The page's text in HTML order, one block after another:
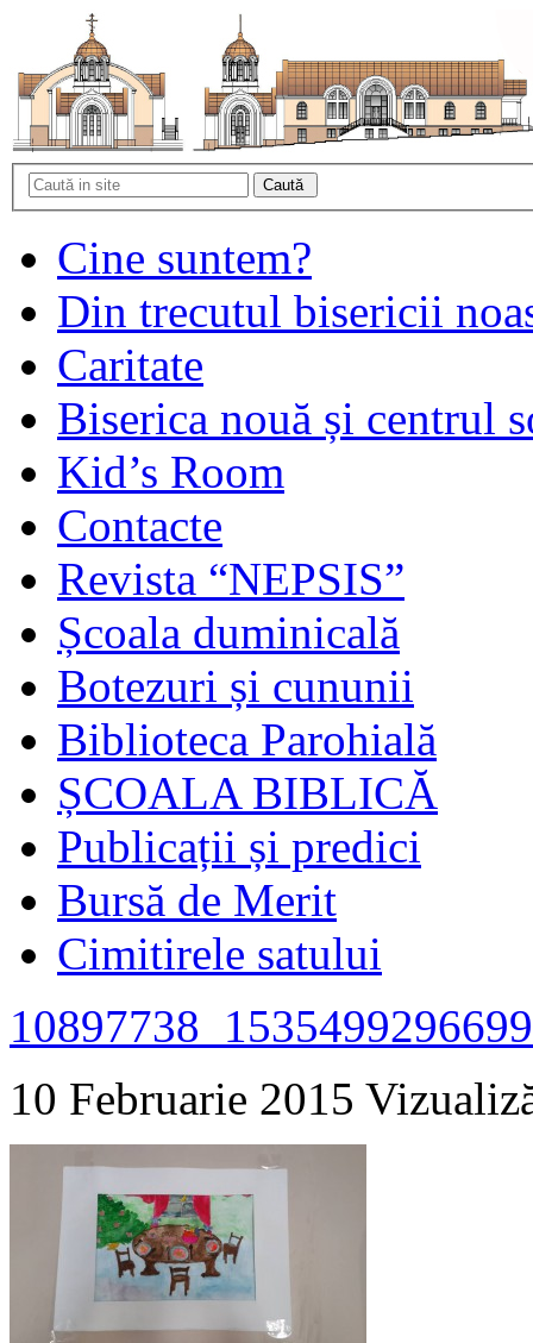
Cine suntem?
Din trecutul bisericii
Caritate
Biserica nouă și centrul
Kid’s Room
Contacte
Revista “NEPSIS”
Școala duminicală
Botezuri și cununii
Biblioteca Parohială
ȘCOALA BIBLICĂ
Publicații și predici
Bursă de Merit
Cimitirele satului
10 Februarie 2015